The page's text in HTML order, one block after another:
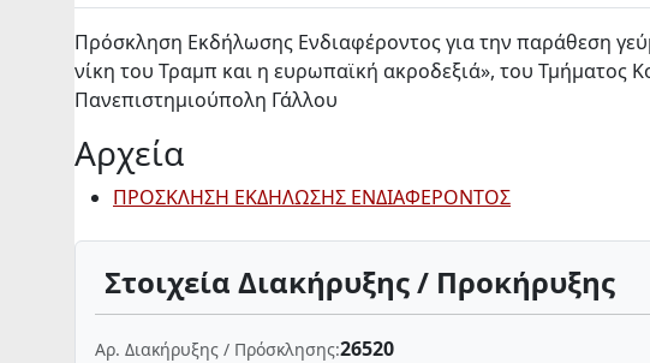
Πρόσκληση Εκδήλωσης Ενδιαφέροντος για την παράθεση
νίκη του Τραμπ και η ευρωπαϊκή ακροδεξιά», του Τμήματος
Πανεπιστημιούπολη Γάλλου
Αρχεία
ΠΡΟΣΚΛΗΣΗ ΕΚΔΗΛΩΣΗΣ ΕΝΔΙΑΦΕΡΟΝΤΟΣ
Στοιχεία Διακήρυξης / Προκήρυξης
Αρ. Διακήρυξης / Πρόσκλησης:26520